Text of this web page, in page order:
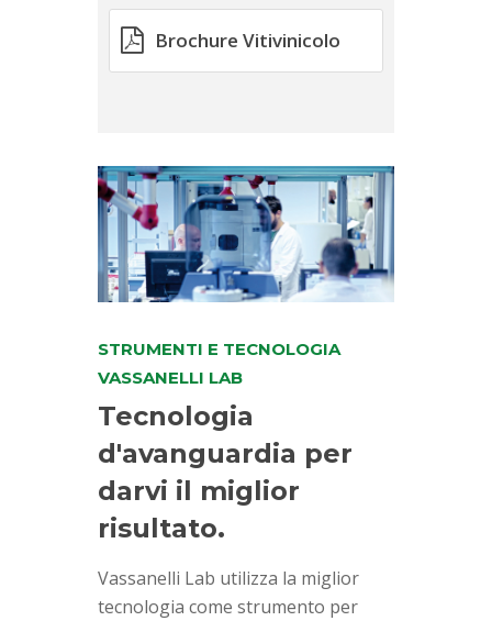
Brochure Vitivinicolo
STRUMENTI E TECNOLOGIA
VASSANELLI LAB
Tecnologia
d'avanguardia per
darvi il miglior
risultato.
Vassanelli Lab utilizza la miglior
tecnologia come strumento per